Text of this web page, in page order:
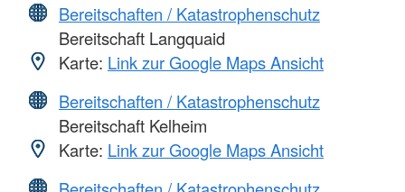
Bereitschaften / Katastrophenschutz
Bereitschaft Langquaid
Karte: Link zur Google Maps Ansicht
Bereitschaften / Katastrophenschutz
Bereitschaft Kelheim
Karte: Link zur Google Maps Ansicht